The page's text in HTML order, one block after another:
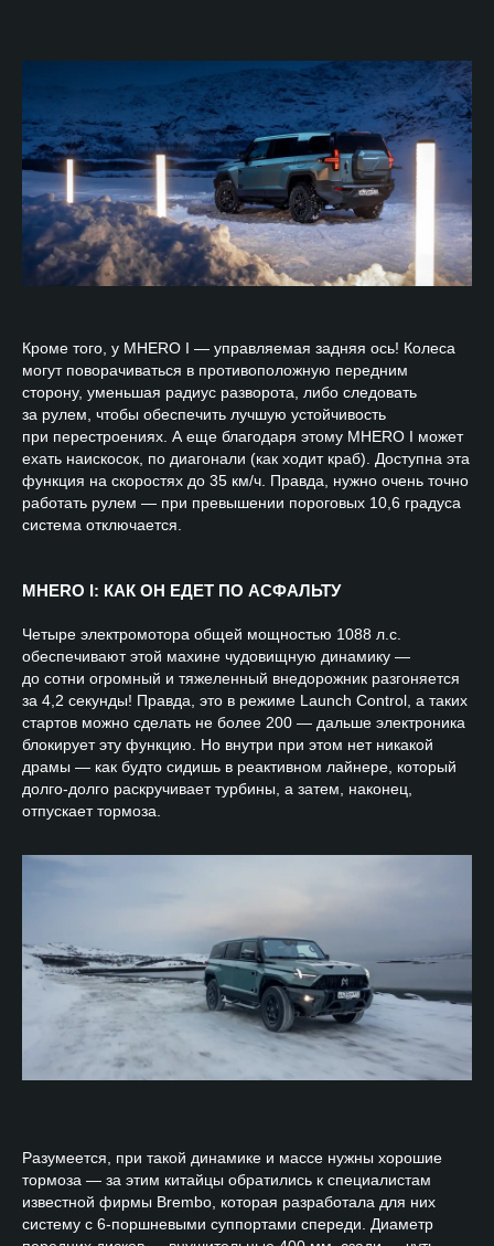
Кроме того, у MHERO I — управляемая задняя ось! Колеса
могут поворачиваться в противоположную передним
сторону, уменьшая радиус разворота, либо следовать
за рулем, чтобы обеспечить лучшую устойчивость
при перестроениях. А еще благодаря этому MHERO I может
ехать наискосок, по диагонали (как ходит краб). Доступна эта
функция на скоростях до 35 км/ч. Правда, нужно очень точно
работать рулем — при превышении пороговых 10,6 градуса
система отключается.
MHERO I: КАК ОН ЕДЕТ ПО АСФАЛЬТУ
Четыре электромотора общей мощностью 1088 л.с.
обеспечивают этой махине чудовищную динамику —
до сотни огромный и тяжеленный внедорожник разгоняется
за 4,2 секунды! Правда, это в режиме Launch Control, а таких
стартов можно сделать не более 200 — дальше электроника
блокирует эту функцию. Но внутри при этом нет никакой
драмы — как будто сидишь в реактивном лайнере, который
долго-долго раскручивает турбины, а затем, наконец,
отпускает тормоза.
Разумеется, при такой динамике и массе нужны хорошие
тормоза — за этим китайцы обратились к специалистам
известной фирмы Brembo, которая разработала для них
систему с 6-поршневыми суппортами спереди. Диаметр